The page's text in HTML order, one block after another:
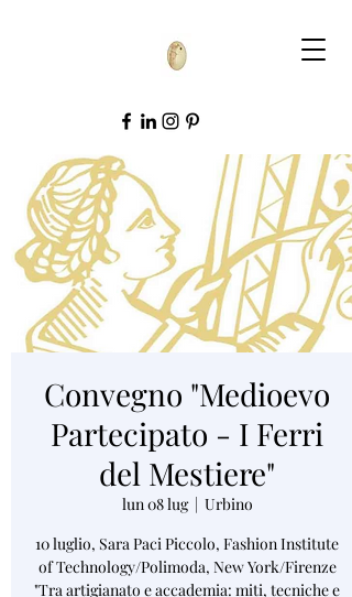
Convegno "Medioevo
Partecipato - I Ferri
del Mestiere"
lun 08 lug
  |
Urbino
10 luglio, Sara Paci Piccolo, Fashion Institute
of Technology/Polimoda, New York/Firenze
"Tra artigianato e accademia: miti, tecniche e